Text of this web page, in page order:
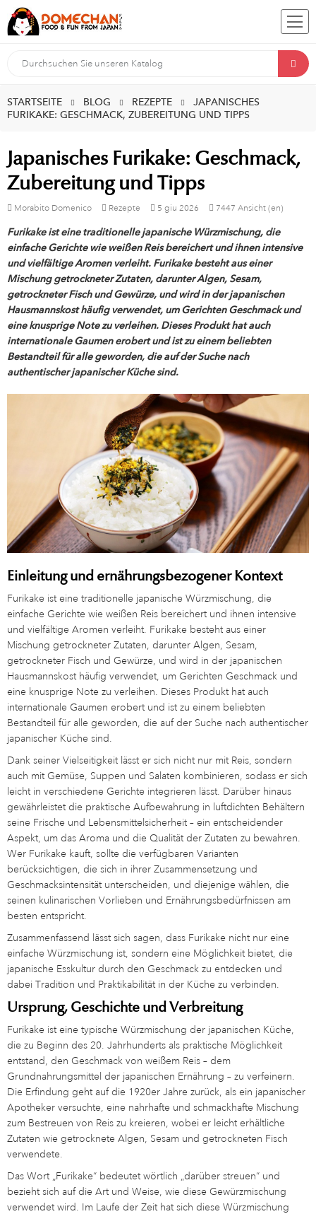
STARTSEITE BLOG REZEPTE
JAPANISCHES
FURIKAKE: GESCHMACK, ZUBEREITUNG UND TIPPS
Japanisches Furikake: Geschmack,
Zubereitung und Tipps
Morabito Domenico Rezepte 5 giu 2026 7447 Ansicht (en)
Furikake ist eine traditionelle japanische Würzmischung, die
einfache Gerichte wie weißen Reis bereichert und ihnen intensive
und vielfältige Aromen verleiht. Furikake besteht aus einer
Mischung getrockneter Zutaten, darunter Algen, Sesam,
getrockneter Fisch und Gewürze, und wird in der japanischen
Hausmannskost häufig verwendet, um Gerichten Geschmack und
eine knusprige Note zu verleihen. Dieses Produkt hat auch
internationale Gaumen erobert und ist zu einem beliebten
Bestandteil für alle geworden, die auf der Suche nach
authentischer japanischer Küche sind.
Einleitung und ernährungsbezogener Kontext
Furikake ist eine traditionelle japanische Würzmischung, die
einfache Gerichte wie weißen Reis bereichert und ihnen intensive
und vielfältige Aromen verleiht. Furikake besteht aus einer
Mischung getrockneter Zutaten, darunter Algen, Sesam,
getrockneter Fisch und Gewürze, und wird in der japanischen
Hausmannskost häufig verwendet, um Gerichten Geschmack und
eine knusprige Note zu verleihen. Dieses Produkt hat auch
internationale Gaumen erobert und ist zu einem beliebten
Bestandteil für alle geworden, die auf der Suche nach authentischer
japanischer Küche sind.
Dank seiner Vielseitigkeit lässt er sich nicht nur mit Reis, sondern
auch mit Gemüse, Suppen und Salaten kombinieren, sodass er sich
leicht in verschiedene Gerichte integrieren lässt. Darüber hinaus
gewährleistet die praktische Aufbewahrung in luftdichten Behältern
seine Frische und Lebensmittelsicherheit – ein entscheidender
Aspekt, um das Aroma und die Qualität der Zutaten zu bewahren.
Wer Furikake kauft, sollte die verfügbaren Varianten
berücksichtigen, die sich in ihrer Zusammensetzung und
Geschmacksintensität unterscheiden, und diejenige wählen, die
seinen kulinarischen Vorlieben und Ernährungsbedürfnissen am
besten entspricht.
Zusammenfassend lässt sich sagen, dass Furikake nicht nur eine
einfache Würzmischung ist, sondern eine Möglichkeit bietet, die
japanische Esskultur durch den Geschmack zu entdecken und
dabei Tradition und Praktikabilität in der Küche zu verbinden.
Ursprung, Geschichte und Verbreitung
Furikake ist eine typische Würzmischung der japanischen Küche,
die zu Beginn des 20. Jahrhunderts als praktische Möglichkeit
entstand, den Geschmack von weißem Reis – dem
Grundnahrungsmittel der japanischen Ernährung – zu verfeinern.
Die Erfindung geht auf die 1920er Jahre zurück, als ein japanischer
Apotheker versuchte, eine nahrhafte und schmackhafte Mischung
zum Bestreuen von Reis zu kreieren, wobei er leicht erhältliche
Zutaten wie getrocknete Algen, Sesam und getrockneten Fisch
verwendete.
Das Wort „Furikake“ bedeutet wörtlich „darüber streuen“ und
bezieht sich auf die Art und Weise, wie diese Gewürzmischung
verwendet wird. Im Laufe der Zeit hat sich diese Würzmischung